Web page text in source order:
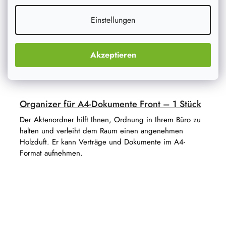
Einstellungen
Akzeptieren
Organizer für A4-Dokumente Front – 1 Stück
Der Aktenordner hilft Ihnen, Ordnung in Ihrem Büro zu
halten und verleiht dem Raum einen angenehmen
Holzduft. Er kann Verträge und Dokumente im A4-
Format aufnehmen.